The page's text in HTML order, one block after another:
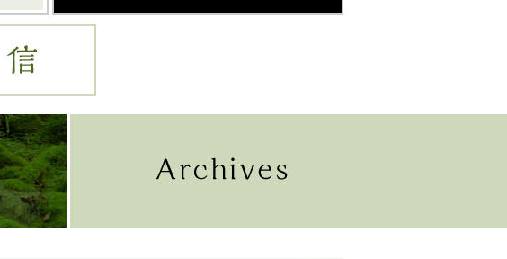
過去の放送